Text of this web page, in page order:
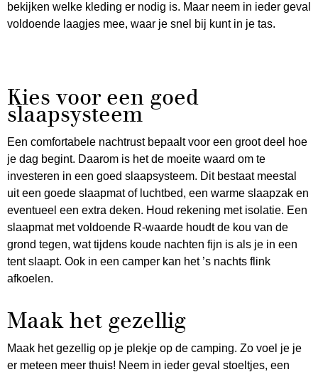
bekijken welke kleding er nodig is. Maar neem in ieder geval
voldoende laagjes mee, waar je snel bij kunt in je tas.
Kies voor een goed
slaapsysteem
Een comfortabele nachtrust bepaalt voor een groot deel hoe
je dag begint. Daarom is het de moeite waard om te
investeren in een goed slaapsysteem. Dit bestaat meestal
uit een goede slaapmat of luchtbed, een warme slaapzak en
eventueel een extra deken. Houd rekening met isolatie. Een
slaapmat met voldoende R-waarde houdt de kou van de
grond tegen, wat tijdens koude nachten fijn is als je in een
tent slaapt. Ook in een camper kan het ’s nachts flink
afkoelen.
Maak het gezellig
Maak het gezellig op je plekje op de camping. Zo voel je je
er meteen meer thuis! Neem in ieder geval stoeltjes, een